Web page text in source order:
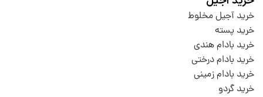
خرید آجیل مخلوط
خرید پسته
خرید بادام هندی
خرید بادام درختی
خرید بادام زمینی
خرید گردو